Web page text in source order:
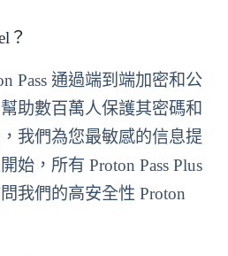
？
Pass 通過端到端加密和公
助數百萬人保護其密碼和
我們為您最敏感的信息提
始，所有 Proton Pass Plus
我們的高安全性 Proton